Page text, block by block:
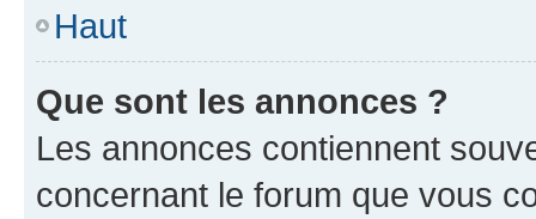
Haut
Que sont les annonces ?
Les annonces contiennent
concernant le forum que vous